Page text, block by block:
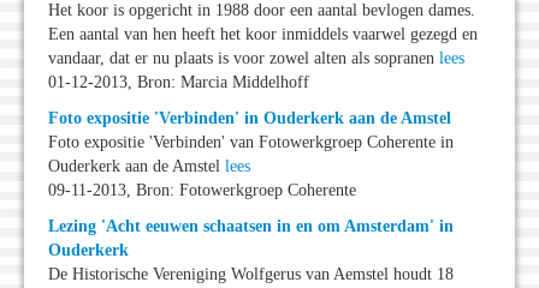
Het koor is opgericht in 1988 door een aantal bevlogen dames.
Een aantal van hen heeft het koor inmiddels vaarwel gezegd en
vandaar, dat er nu plaats is voor zowel alten als sopranen lees
01-12-2013, Bron: Marcia Middelhoff
Foto expositie 'Verbinden' in Ouderkerk aan de Amstel
Foto expositie 'Verbinden' van Fotowerkgroep Coherente in
Ouderkerk aan de Amstel lees
09-11-2013, Bron: Fotowerkgroep Coherente
Lezing 'Acht eeuwen schaatsen in en om Amsterdam' in
Ouderkerk
De Historische Vereniging Wolfgerus van Aemstel houdt 18